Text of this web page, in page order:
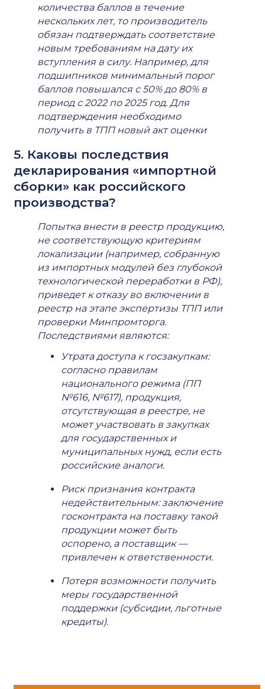
количества баллов в течение
нескольких лет, то производитель
обязан подтверждать соответствие
новым требованиям на дату их
вступления в силу. Например, для
подшипников минимальный порог
баллов повышался с 50% до 80% в
период с 2022 по 2025 год. Для
подтверждения необходимо
получить в ТПП новый акт оценки
5. Каковы последствия
декларирования «импортной
сборки» как российского
производства?
Попытка внести в реестр продукцию,
не соответствующую критериям
локализации (например, собранную
из импортных модулей без глубокой
технологической переработки в РФ),
приведет к отказу во включении в
реестр на этапе экспертизы ТПП или
проверки Минпромторга.
Последствиями являются:
Утрата доступа к госзакупкам:
согласно правилам
национального режима (ПП
№616, №617), продукция,
отсутствующая в реестре, не
может участвовать в закупках
для государственных и
муниципальных нужд, если есть
российские аналоги.
Риск признания контракта
недействительным: заключение
госконтракта на поставку такой
продукции может быть
оспорено, а поставщик —
привлечен к ответственности.
Потеря возможности получить
меры государственной
поддержки (субсидии, льготные
кредиты).